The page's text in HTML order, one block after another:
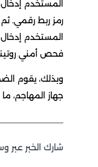
المستخدم
رمز ربط رقمي.
المستخدم إدخال
فحص أمني
وبذلك، يقوم
جهاز المهاجم،
شارك الخبر عبر